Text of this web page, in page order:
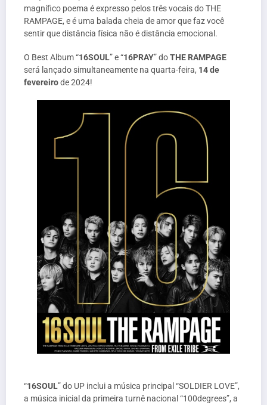
magnífico poema é expresso pelos três vocais do THE
RAMPAGE, e é uma balada cheia de amor que faz você
sentir que distância física não é distância emocional.
O Best Album “16SOUL” e “16PRAY” doTHE RAMPAGE
será lançado simultaneamente na quarta-feira, 14 de
fevereirode 2024!
“16SOUL” do UP inclui a música principal “SOLDIER LOVE”,
a música inicial da primeira turnê nacional “100degrees”, a